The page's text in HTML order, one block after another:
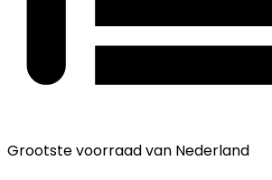
Grootste voorraadvan Nederland